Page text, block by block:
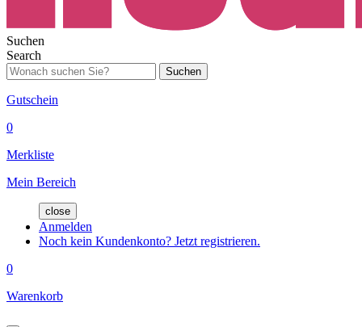
Suchen
Search
Suchen
Gutschein
0
Merkliste
Mein Bereich
close
Anmelden
Noch kein Kundenkonto? Jetzt registrieren.
0
Warenkorb